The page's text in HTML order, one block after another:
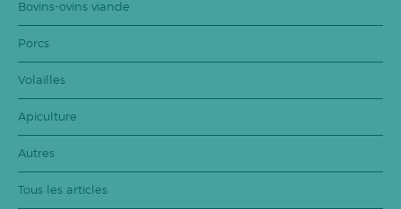
Bovins-ovins viande
Porcs
Volailles
Apiculture
Autres
Tous les articles